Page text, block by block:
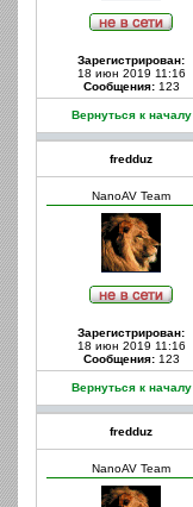
Зарегистрирован:
18 июн 2019 11:16
Сообщения:123
Вернуться к началу
fredduz
NanoAV Team
Зарегистрирован:
18 июн 2019 11:16
Сообщения:123
Вернуться к началу
fredduz
NanoAV Team